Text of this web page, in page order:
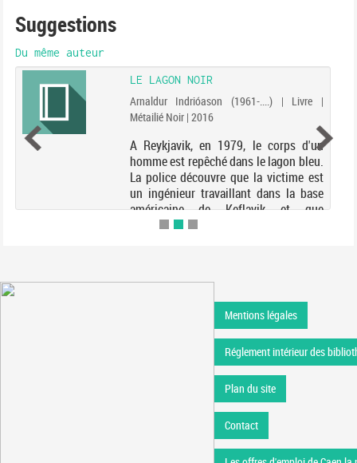
Suggestions
Du même auteur
LE LAGON NOIR
Arnaldur Indrióason (1961-....) | Livre |
Métailié Noir | 2016
A Reykjavik, en 1979, le corps d'un
homme est repêché dans le lagon bleu.
La police découvre que la victime est
un ingénieur travaillant dans la base
américaine de Keflavik et que
d'étranges vols sont réalisés entre le
Mentions légales
Réglement intérieur des
Plan du site
Contact